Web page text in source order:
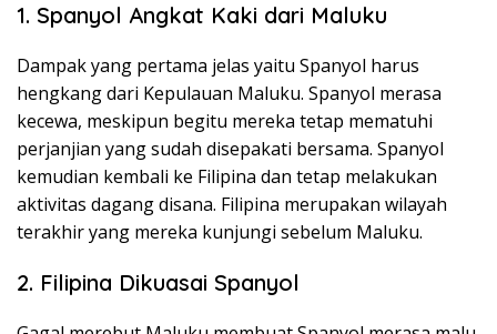
1. Spanyol Angkat Kaki dari Maluku
Dampak yang pertama jelas yaitu Spanyol harus
hengkang dari Kepulauan Maluku. Spanyol merasa
kecewa, meskipun begitu mereka tetap mematuhi
perjanjian yang sudah disepakati bersama. Spanyol
kemudian kembali ke Filipina dan tetap melakukan
aktivitas dagang disana. Filipina merupakan wilayah
terakhir yang mereka kunjungi sebelum Maluku.
2. Filipina Dikuasai Spanyol